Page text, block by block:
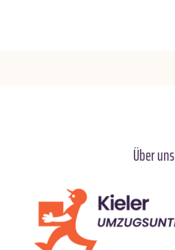
Über uns